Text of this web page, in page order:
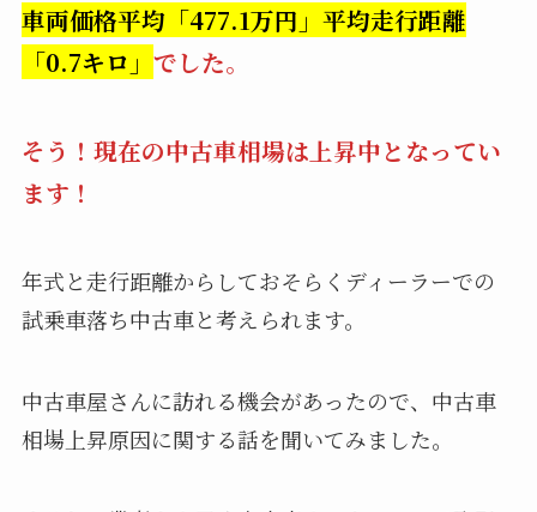
車両価格平均「477.1万円」平均走行距離
「0.7キロ」 でした。
そう！現在の中古車相場は上昇中となってい
ます！
年式と走行距離からしておそらくディーラーでの
試乗車落ち中古車と考えられます。
中古車屋さんに訪れる機会があったので、中古車
相場上昇原因に関する話を聞いてみました。